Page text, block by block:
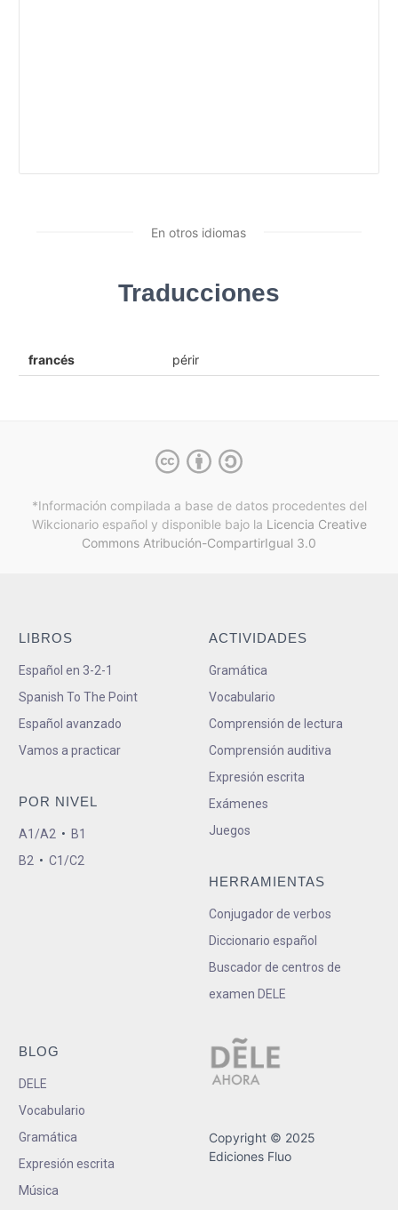
En otros idiomas
Traducciones
francés périr
*Información compilada a base de datos procedentes del
Wikcionario español y disponible bajo la Licencia Creative
Commons Atribución-CompartirIgual 3.0
LIBROS
Español en 3-2-1
Spanish To The Point
Español avanzado
Vamos a practicar
POR NIVEL
A1/A2 • B1
B2 • C1/C2
ACTIVIDADES
Gramática
Vocabulario
Comprensión de lectura
Comprensión auditiva
Expresión escrita
Exámenes
Juegos
HERRAMIENTAS
Conjugador de verbos
Diccionario español
Buscador de centros de
examen DELE
BLOG
DELE
Vocabulario
Gramática
Expresión escrita
Música
Copyright © 2025
Ediciones Fluo